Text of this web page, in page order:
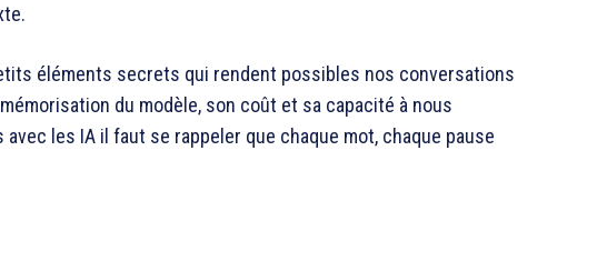
éléments secrets qui rendent possibles nos conversations
du modèle, son coût et sa capacité à nous
les IA il faut se rappeler que chaque mot, chaque pause